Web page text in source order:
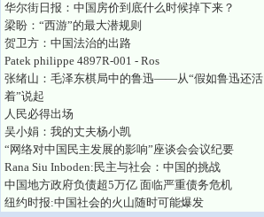
华尔街日报：中国房价到底什么时候掉下来？
梁盼：“西游”的最大潜规则
贺卫方：中国法治的出路
Patek philippe 4897R-001 - Ros
张绪山：毛泽东棋局中的鲁迅——从“假如鲁迅还活
着”说起
人民必得出场
吴小娟：我的丈夫杨小凯
“网络对中国民主发展的影响”座谈会会议纪要
Rana Siu Inboden:民主与社会：中国的挑战
中国地方政府负债超5万亿 面临严重债务危机
纽约时报:中国社会的火山随时可能爆发